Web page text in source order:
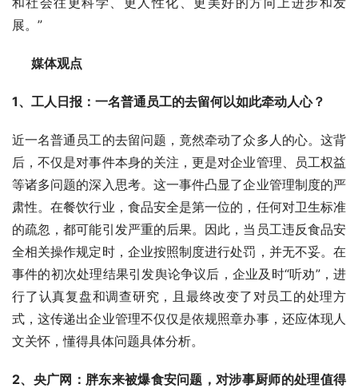
展。”
媒体观点
1、工人日报：一名普通员工的去留何以如此牵动人心？
近一名普通员工的去留问题，竟然牵动了众多人的心。这背
后，不仅是对事件本身的关注，更是对企业管理、员工权益
等诸多问题的深入思考。这一事件凸显了企业管理制度的严
肃性。在餐饮行业，食品安全是第一位的，任何对卫生标准
的疏忽，都可能引发严重的后果。因此，当员工违反食品安
全相关操作规定时，企业按照制度进行处罚，并无不妥。在
事件的初次处理结果引发舆论争议后，企业及时“听劝”，进
行了认真复盘和调查研究，且最终改变了对员工的处理方
式，这传递出企业管理不仅仅是依规照章办事，还应体现人
文关怀，懂得具体问题具体分析。
2、央广网：胖东来被爆食安问题，对涉事厨师的处理值得